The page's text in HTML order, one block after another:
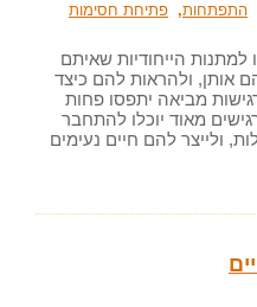
התפתחות, פתיחת חסימות
למתנות הייחודיות שאיתם
אותן, ולהראות להם כיצד
מביאה יתפסו פחות
מאוד יוכלו להתחבר
ולייצר להם חיים נעימים